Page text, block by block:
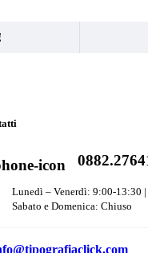
Lunedì – Venerdì: 9:00-13:30
Sabato e Domenica: Chiuso